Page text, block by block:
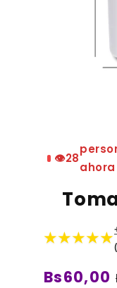
👁️28
ahora
★★★★★
Precio
Bs60,00